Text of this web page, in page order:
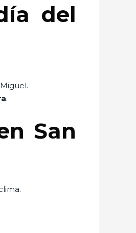
del
.
San